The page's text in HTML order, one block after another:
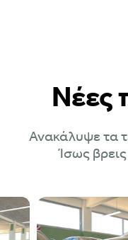
Νέες
Ανακάλυψε τα
Ίσως